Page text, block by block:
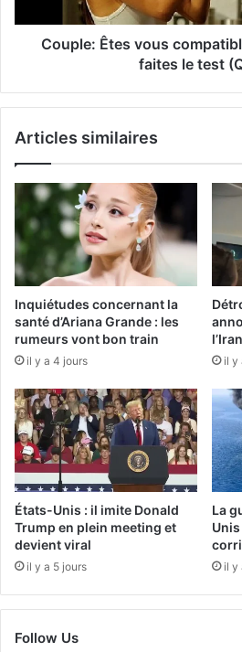
Couple: Êtes vous
faites le test
Articles similaires
Inquiétudes concernant la
santé d’Ariana Grande : les
rumeurs vont bon train
il y a 4 jours il y
États-Unis : il imite Donald
Trump en plein meeting et
devient viral
il y a 5 jours
La
il y
Follow Us